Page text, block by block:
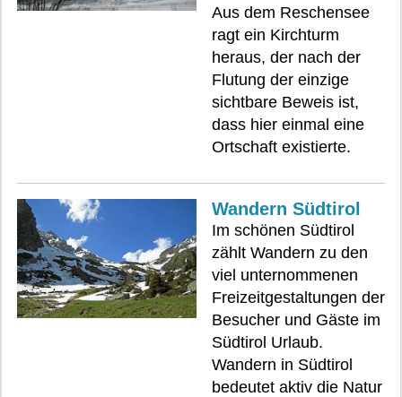
Aus dem Reschensee
ragt ein Kirchturm
heraus, der nach der
Flutung der einzige
sichtbare Beweis ist,
dass hier einmal eine
Ortschaft existierte.
Wandern Südtirol
Im schönen Südtirol
zählt Wandern zu den
viel unternommenen
Freizeitgestaltungen der
Besucher und Gäste im
Südtirol Urlaub.
Wandern in Südtirol
bedeutet aktiv die Natur